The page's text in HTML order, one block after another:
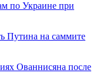
по Украине при
на саммите
Ованнисяна после